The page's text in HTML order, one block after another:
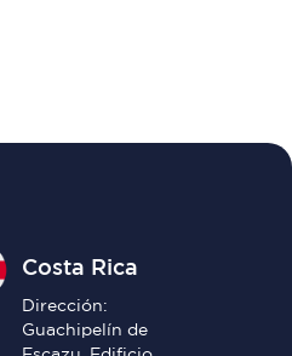
Costa Rica
Dirección:
Guachipelín de